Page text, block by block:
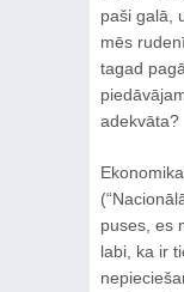
paši galā,
mēs
tagad
adekvāta?
puses, es
labi, ka ir